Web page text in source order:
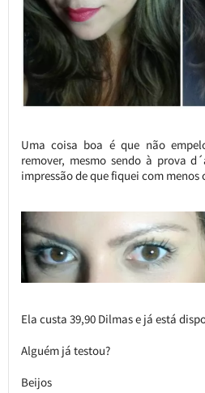
Uma coisa boa é que não
remover, mesmo sendo à prova
impressão de que fiquei com menos
Ela custa 39,90 Dilmas e já está
Alguém já testou?
Beijos